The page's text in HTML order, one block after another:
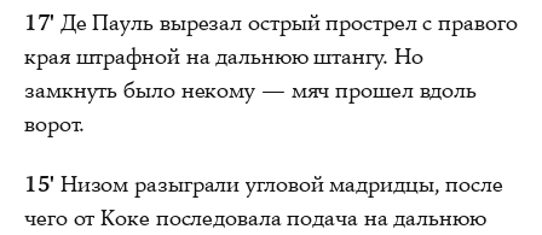
17' Де Пауль вырезал острый прострел с правого
края штрафной на дальнюю штангу. Но
замкнуть было некому — мяч прошел вдоль
ворот.
15' Низом разыграли угловой мадридцы, после
чего от Коке последовала подача на дальнюю